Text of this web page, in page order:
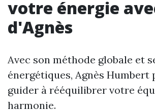
votre énergie
d'Agnès
Avec son méthode globale et
énergétiques, Agnès Humbert
guider à rééquilibrer votre
harmonie.